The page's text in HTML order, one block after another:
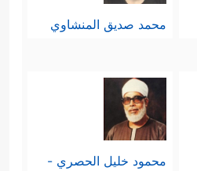
محمد صديق المنشاوي
محمود خليل الحصري -